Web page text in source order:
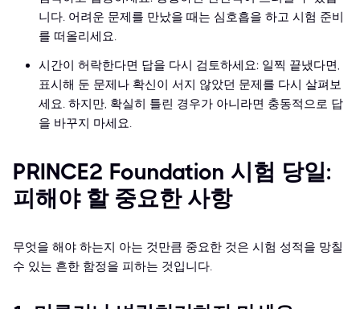
니다. 어려운 문제를 만났을 때는 심호흡을 하고 시험 준비
를 떠올리세요.
시간이 허락한다면 답을 다시 검토하세요: 일찍 끝냈다면,
표시해 둔 문제나 확신이 서지 않았던 문제를 다시 살펴보
세요. 하지만, 확실히 틀린 경우가 아니라면 충동적으로 답
을 바꾸지 마세요.
PRINCE2 Foundation 시험 당일:
피해야 할 중요한 사항
무엇을 해야 하는지 아는 것만큼 중요한 것은 시험 성적을 망칠
수 있는 흔한 함정을 피하는 것입니다.